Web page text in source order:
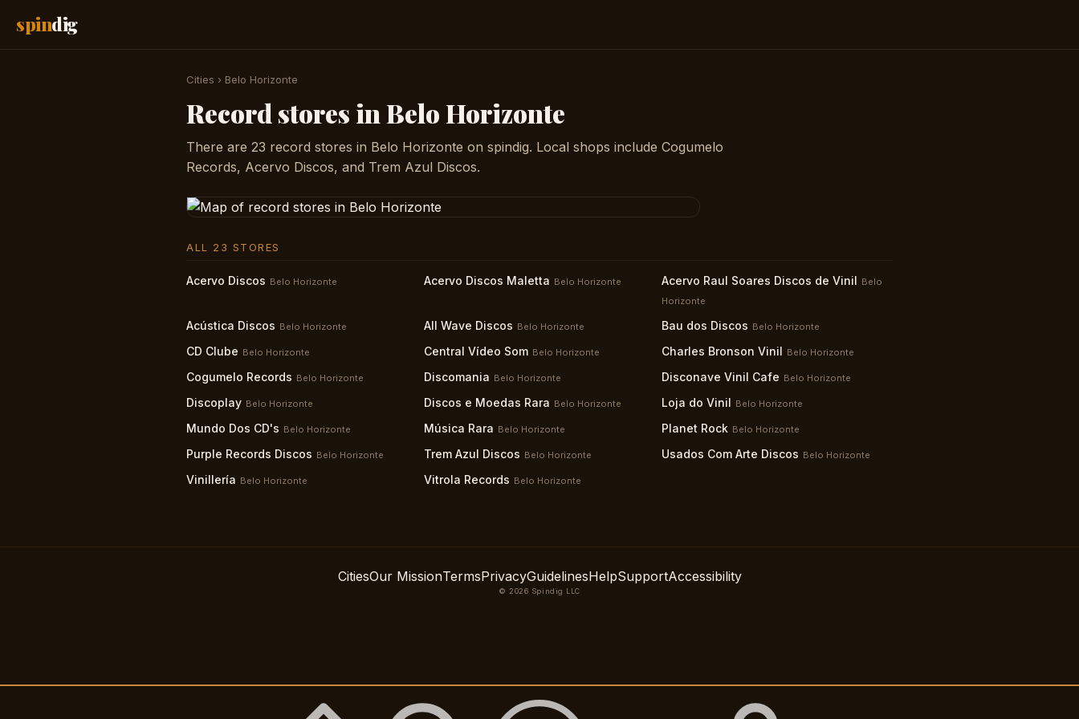
spindig
Cities › Belo Horizonte
Record stores in Belo Horizonte
There are 23 record stores in Belo Horizonte on spindig. Local shops include Cogumelo
Records, Acervo Discos, and Trem Azul Discos.
ALL 23 STORES
Acervo Discos Belo Horizonte Acervo Discos Maletta Belo Horizonte Acervo Raul Soares Discos de Vinil Belo
Horizonte
Acústica Discos Belo Horizonte All Wave Discos Belo Horizonte Bau dos Discos Belo Horizonte
CD Clube Belo Horizonte Central Vídeo Som Belo Horizonte Charles Bronson Vinil Belo Horizonte
Cogumelo Records Belo Horizonte Discomania Belo Horizonte Disconave Vinil Cafe Belo Horizonte
Discoplay Belo Horizonte Discos e Moedas Rara Belo Horizonte Loja do Vinil Belo Horizonte
Mundo Dos CD's Belo Horizonte Música Rara Belo Horizonte Planet Rock Belo Horizonte
Purple Records Discos Belo Horizonte Trem Azul Discos Belo Horizonte Usados Com Arte Discos Belo Horizonte
Vinillería Belo Horizonte Vitrola Records Belo Horizonte
CitiesOur MissionTermsPrivacyGuidelinesHelpSupportAccessibility
© 2026 Spindig LLC